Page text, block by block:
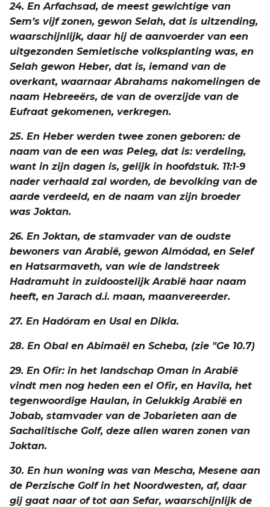
24. En Arfachsad, de meest gewichtige van
Sem’s vijf zonen, gewon Selah, dat is uitzending,
waarschijnlijk, daar hij de aanvoerder van een
uitgezonden Semietische volksplanting was, en
Selah gewon Heber, dat is, iemand van de
overkant, waarnaar Abrahams nakomelingen de
naam Hebreeërs, de van de overzijde van de
Eufraat gekomenen, verkregen.
25. En Heber werden twee zonen geboren: de
naam van de een was Peleg, dat is: verdeling,
want in zijn dagen is, gelijk in hoofdstuk. 11:1-9
nader verhaald zal worden, de bevolking van de
aarde verdeeld, en de naam van zijn broeder
was Joktan.
26. En Joktan, de stamvader van de oudste
bewoners van Arabië, gewon Almódad, en Selef
en Hatsarmaveth, van wie de landstreek
Hadramuht in zuidoostelijk Arabië haar naam
heeft, en Jarach d.i. maan, maanvereerder.
27. En Hadóram en Usal en Dikla.
28. En Obal en Abimaël en Scheba, (zie "Ge 10.7)
29. En Ofir: in het landschap Oman in Arabië
vindt men nog heden een el Ofir, en Havila, het
tegenwoordige Haulan, in Gelukkig Arabië en
Jobab, stamvader van de Jobarieten aan de
Sachalitische Golf, deze allen waren zonen van
Joktan.
30. En hun woning was van Mescha, Mesene aan
de Perzische Golf in het Noordwesten, af, daar
gij gaat naar of tot aan Sefar, waarschijnlijk de